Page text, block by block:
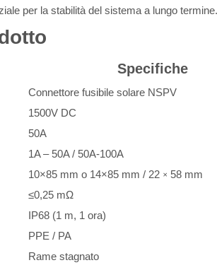
per la stabilità del sistema a lungo termine.
Specifiche
Connettore fusibile solare NSPV
1500V DC
50A
1A – 50A / 50A-100A
10×85 mm o 14×85 mm / 22 × 58 mm
≤0,25 mΩ
IP68 (1 m, 1 ora)
PPE / PA
Rame stagnato